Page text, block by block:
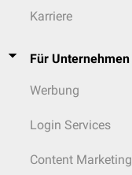
Karriere
Für Unternehmen
Werbung
Login Services
Content Marketing